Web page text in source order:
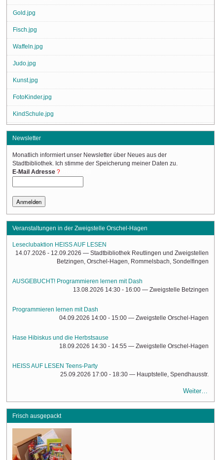
Gold.jpg
Fisch.jpg
Waffeln.jpg
Judo.jpg
Kunst.jpg
FotoKinder.jpg
KindSchule.jpg
Newsletter
Monatlich informiert unser Newsletter über Neues aus der
Stadtbibliothek. Ich stimme der Speicherung meiner Daten zu.
E-Mail Adresse
Veranstaltungen in der Zweigstelle Orschel-Hagen
Leseclubaktion HEISS AUF LESEN
14.07.2026 - 12.09.2026 — Stadtbibliothek Reutlingen und Zweigstellen
Betzingen, Orschel-Hagen, Rommelsbach, Sondelfingen
AUSGEBUCHT! Programmieren lernen mit Dash
13.08.2026 14:30 - 16:00 — Zweigstelle Betzingen
Programmieren lernen mit Dash
04.09.2026 14:00 - 15:00 — Zweigstelle Orschel-Hagen
Hase Hibiskus und die Herbstsause
18.09.2026 14:30 - 14:55 — Zweigstelle Orschel-Hagen
HEISS AUF LESEN Teens-Party
25.09.2026 17:00 - 18:30 — Hauptstelle, Spendhausstr.
Weiter…
Frisch ausgepackt